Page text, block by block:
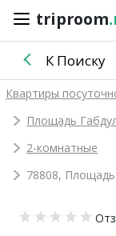
triproom
triproom
Российский
Войти /
объявление
К Поиску
Квартиры
Площадь
2-комнатные
78808,